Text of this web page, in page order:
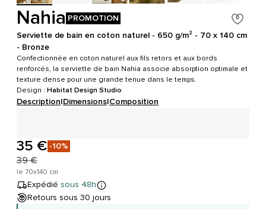
Nahia PROMOTION
Serviette de bain en coton naturel - 650 g/m² - 70 x 140 cm
- Bronze
Confectionnée en coton naturel aux fils retors et aux bords
renforcés, la serviette de bain Nahia associe absorption optimale et
texture dense pour une grande tenue dans le temps.
Design : Habitat Design Studio
Description|Dimensions|Composition
35 € -10%
39 €
le 70x140 cm
Expédié sous 48h
Retours sous 30 jours